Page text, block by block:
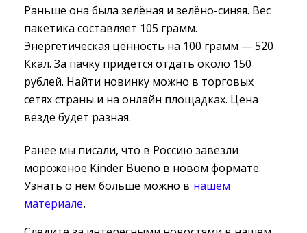
Раньше она была зелёная и зелёно-синяя. Вес
пакетика составляет 105 грамм.
Энергетическая ценность на 100 грамм — 520
Ккал. За пачку придётся отдать около 150
рублей. Найти новинку можно в торговых
сетях страны и на онлайн площадках. Цена
везде будет разная.
Ранее мы писали, что в Россию завезли
мороженое Kinder Bueno в новом формате.
Узнать о нём больше можно в нашем
материале.